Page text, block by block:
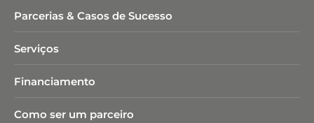
Parcerias & Casos de Sucesso
Serviços
Financiamento
Como ser um parceiro